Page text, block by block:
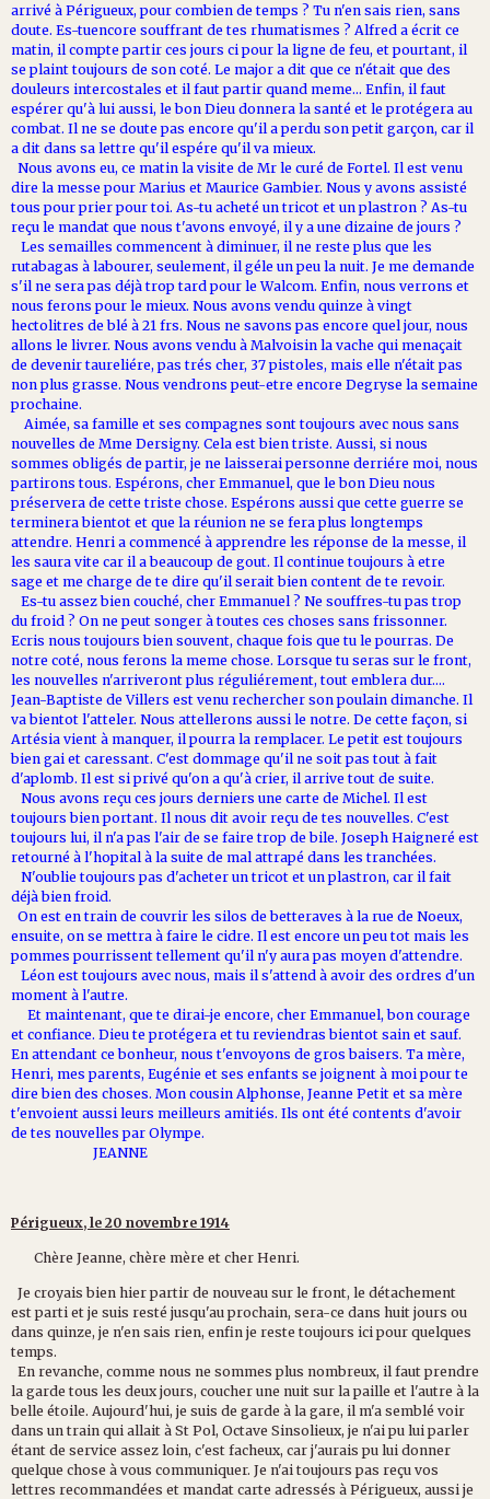
arrivé à Périgueux, pour combien de temps ? Tu n'en sais rien, sans
doute. Es-tuencore souffrant de tes rhumatismes ? Alfred a écrit ce
matin, il compte partir ces jours ci pour la ligne de feu, et pourtant, il
se plaint toujours de son coté. Le major a dit que ce n'était que des
douleurs intercostales et il faut partir quand meme... Enfin, il faut
espérer qu'à lui aussi, le bon Dieu donnera la santé et le protégera au
combat. Il ne se doute pas encore qu'il a perdu son petit garçon, car il
a dit dans sa lettre qu'il espére qu'il va mieux.
Nous avons eu, ce matin la visite de Mr le curé de Fortel. Il est venu
dire la messe pour Marius et Maurice Gambier. Nous y avons assisté
tous pour prier pour toi. As-tu acheté un tricot et un plastron ? As-tu
reçu le mandat que nous t'avons envoyé, il y a une dizaine de jours ?
Les semailles commencent à diminuer, il ne reste plus que les
rutabagas à labourer, seulement, il géle un peu la nuit. Je me demande
s'il ne sera pas déjà trop tard pour le Walcom. Enfin, nous verrons et
nous ferons pour le mieux. Nous avons vendu quinze à vingt
hectolitres de blé à 21 frs. Nous ne savons pas encore quel jour, nous
allons le livrer. Nous avons vendu à Malvoisin la vache qui menaçait
de devenir taureliére, pas trés cher, 37 pistoles, mais elle n'était pas
non plus grasse. Nous vendrons peut-etre encore Degryse la semaine
prochaine.
Aimée, sa famille et ses compagnes sont toujours avec nous sans
nouvelles de Mme Dersigny. Cela est bien triste. Aussi, si nous
sommes obligés de partir, je ne laisserai personne derriére moi, nous
partirons tous. Espérons, cher Emmanuel, que le bon Dieu nous
préservera de cette triste chose. Espérons aussi que cette guerre se
terminera bientot et que la réunion ne se fera plus longtemps
attendre. Henri a commencé à apprendre les réponse de la messe, il
les saura vite car il a beaucoup de gout. Il continue toujours à etre
sage et me charge de te dire qu'il serait bien content de te revoir.
Es-tu assez bien couché, cher Emmanuel ? Ne souffres-tu pas trop
du froid ? On ne peut songer à toutes ces choses sans frissonner.
Ecris nous toujours bien souvent, chaque fois que tu le pourras. De
notre coté, nous ferons la meme chose. Lorsque tu seras sur le front,
les nouvelles n'arriveront plus réguliérement, tout emblera dur....
Jean-Baptiste de Villers est venu rechercher son poulain dimanche. Il
va bientot l'atteler. Nous attellerons aussi le notre. De cette façon, si
Artésia vient à manquer, il pourra la remplacer. Le petit est toujours
bien gai et caressant. C'est dommage qu'il ne soit pas tout à fait
d'aplomb. Il est si privé qu'on a qu'à crier, il arrive tout de suite.
Nous avons reçu ces jours derniers une carte de Michel. Il est
toujours bien portant. Il nous dit avoir reçu de tes nouvelles. C'est
toujours lui, il n'a pas l'air de se faire trop de bile. Joseph Haigneré est
retourné à l'hopital à la suite de mal attrapé dans les tranchées.
N'oublie toujours pas d'acheter un tricot et un plastron, car il fait
déjà bien froid.
On est en train de couvrir les silos de betteraves à la rue de Noeux,
ensuite, on se mettra à faire le cidre. Il est encore un peu tot mais les
pommes pourrissent tellement qu'il n'y aura pas moyen d'attendre.
Léon est toujours avec nous, mais il s'attend à avoir des ordres d'un
moment à l'autre.
Et maintenant, que te dirai-je encore, cher Emmanuel, bon courage
et confiance. Dieu te protégera et tu reviendras bientot sain et sauf.
En attendant ce bonheur, nous t'envoyons de gros baisers. Ta mère,
Henri, mes parents, Eugénie et ses enfants se joignent à moi pour te
dire bien des choses. Mon cousin Alphonse, Jeanne Petit et sa mère
t'envoient aussi leurs meilleurs amitiés. Ils ont été contents d'avoir
de tes nouvelles par Olympe.
JEANNE
Périgueux, le 20 novembre 1914
Chère Jeanne, chère mère et cher Henri.
Je croyais bien hier partir de nouveau sur le front, le détachement
est parti et je suis resté jusqu'au prochain, sera-ce dans huit jours ou
dans quinze, je n'en sais rien, enfin je reste toujours ici pour quelques
temps.
En revanche, comme nous ne sommes plus nombreux, il faut prendre
la garde tous les deux jours, coucher une nuit sur la paille et l'autre à la
belle étoile. Aujourd'hui, je suis de garde à la gare, il m'a semblé voir
dans un train qui allait à St Pol, Octave Sinsolieux, je n'ai pu lui parler
étant de service assez loin, c'est facheux, car j'aurais pu lui donner
quelque chose à vous communiquer. Je n'ai toujours pas reçu vos
lettres recommandées et mandat carte adressés à Périgueux, aussi je